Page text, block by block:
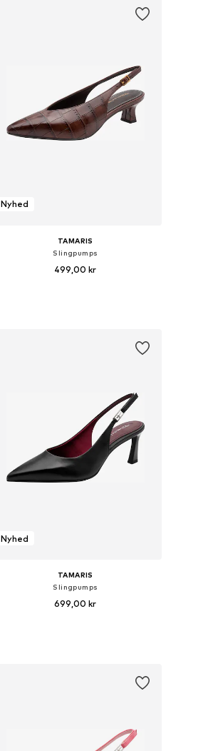
Nyhed
TAMARIS
Slingpumps
499,00 kr
Nyhed
TAMARIS
Slingpumps
699,00 kr